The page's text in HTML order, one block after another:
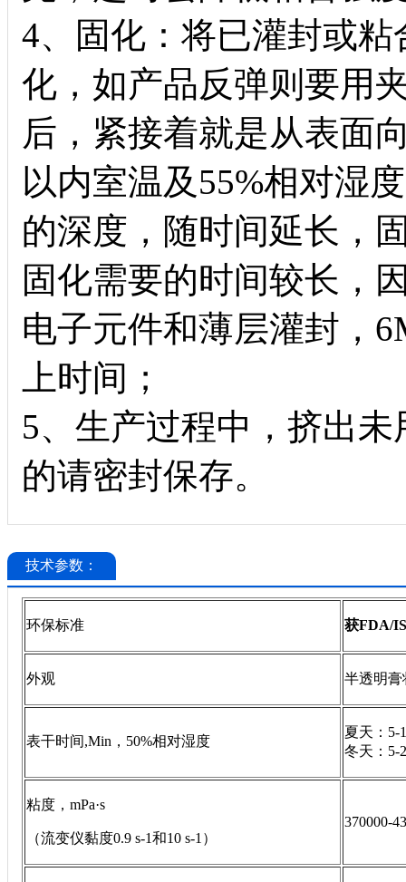
4、固化：将已灌封或
化，如产品反弹则要用
后，紧接着就是从表面
以内室温及55%相对湿
的深度，随时间延长，
固化需要的时间较长，
电子元件和薄层灌封，
上时间；
5、生产过程中，挤出
的请密封保存。
技术参数：
环保标准 获FDA/
外观 半透明膏
表干时间,Min，50%相对湿度
夏天 ： 5-
冬天 ： 5-
粘度， mPa·s
（流变仪黏度0.9 s-1和10 s-1）
370000-